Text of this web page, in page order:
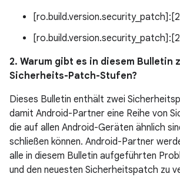
2. Warum gibt es in diesem Bulletin
Sicherheits-Patch-Stufen?
Dieses Bulletin enthält zwei
damit Android-Partner eine Reihe von
die auf allen Android-Geräten ähnlich
schließen können. Android-Partner
alle in diesem Bulletin aufgeführten
und den neuesten Sicherheitspatch zu